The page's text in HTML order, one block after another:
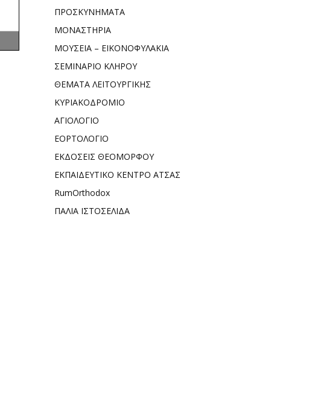
ΠΡΟΣΚΥΝΗΜΑΤΑ
ΜΟΝΑΣΤΗΡΙΑ
ΜΟΥΣΕΙΑ – ΕΙΚΟΝΟΦΥΛΑΚΙΑ
ΣΕΜΙΝΑΡΙΟ ΚΛΗΡΟΥ
ΘΕΜΑΤΑ ΛΕΙΤΟΥΡΓΙΚΗΣ
ΚΥΡΙΑΚΟΔΡΟΜΙΟ
ΑΓΙΟΛΟΓΙΟ
ΕΟΡΤΟΛΟΓΙΟ
ΕΚΔΟΣΕΙΣ ΘΕΟΜΟΡΦΟΥ
ΕΚΠΑΙΔΕΥΤΙΚΟ ΚΕΝΤΡΟ ΑΤΣΑΣ
RumOrthodox
ΠΑΛΙΑ ΙΣΤΟΣΕΛΙΔΑ